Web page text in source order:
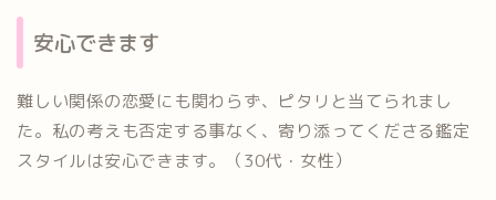
安心できます
難しい関係の恋愛にも関わらず、ピタリと当てられまし
た。私の考えも否定する事なく、寄り添ってくださる鑑定
スタイルは安心できます。（30代・女性）